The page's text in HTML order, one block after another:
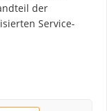
der
Service-